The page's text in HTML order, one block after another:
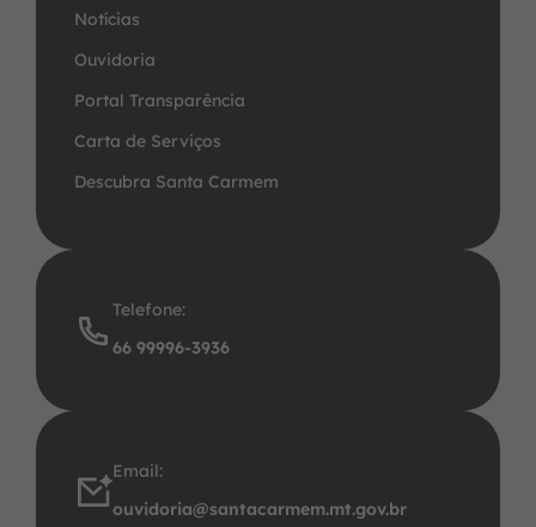
Notícias
Ouvidoria
Portal Transparência
Carta de Serviços
Descubra Santa Carmem
Telefone:
66 99996-3936
Email:
ouvidoria@santacarmem.mt.gov.br